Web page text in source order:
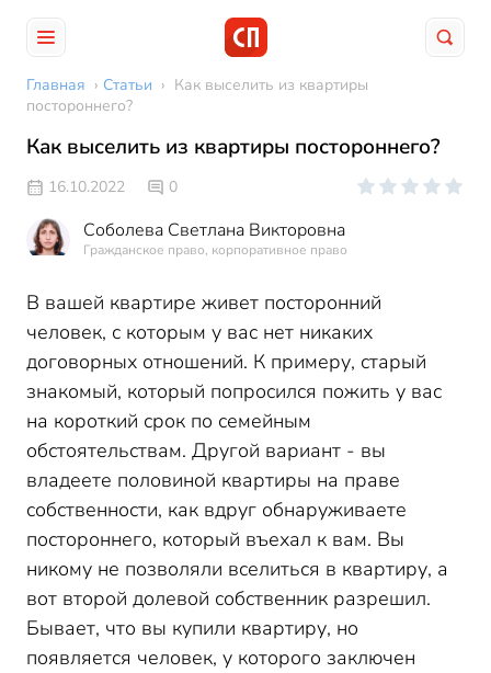
Главная › Статьи › Как выселить из квартиры
постороннего?
Как выселить из квартиры постороннего?
16.10.2022 0
Соболева Светлана Викторовна
Гражданское право, корпоративное право
В вашей квартире живет посторонний
человек, с которым у вас нет никаких
договорных отношений. К примеру, старый
знакомый, который попросился пожить у вас
на короткий срок по семейным
обстоятельствам. Другой вариант - вы
владеете половиной квартиры на праве
собственности, как вдруг обнаруживаете
постороннего, который въехал к вам. Вы
никому не позволяли вселиться в квартиру, а
вот второй долевой собственник разрешил.
Бывает, что вы купили квартиру, но
появляется человек, у которого заключен